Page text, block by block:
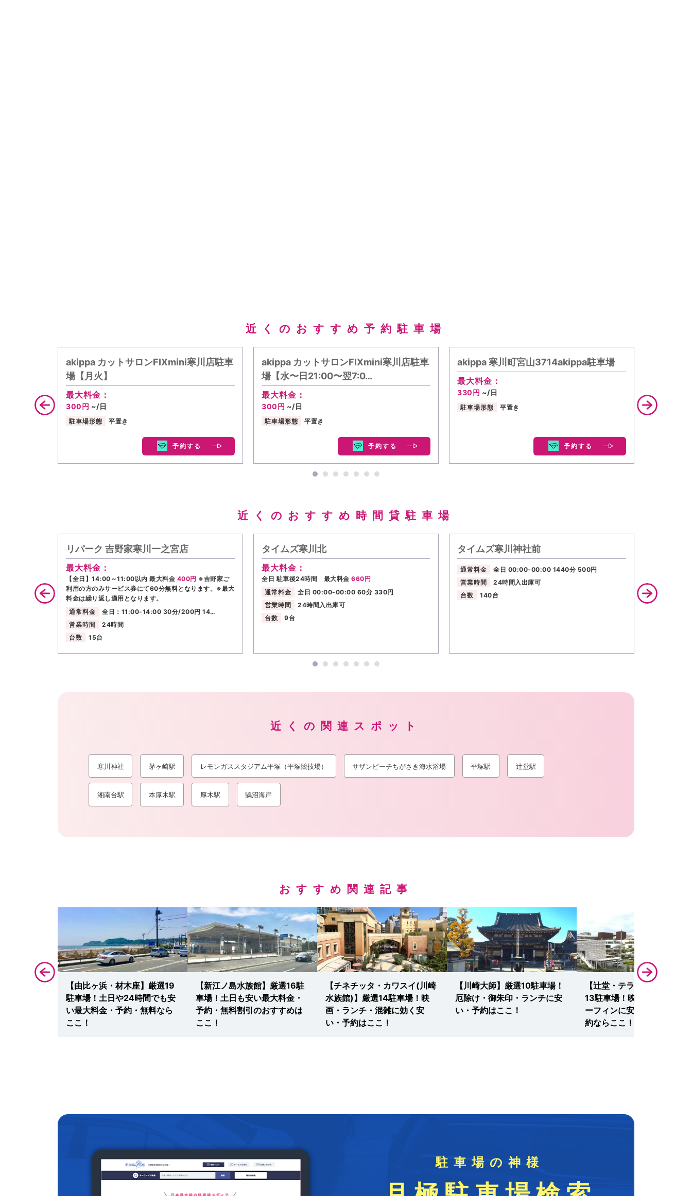
近くのおすすめ予約駐車場
akippa カットサロンFIXmini寒川店駐車
場【月火】
最大料金：
300円 ~/日
駐車場形態 平置き
予約する
akippa カットサロンFIXmini寒川店駐車
場【水〜日21:00〜翌7:0…
最大料金：
300円 ~/日
駐車場形態 平置き
予約する
akippa 寒川町宮山3714akippa駐車場
最大料金：
330円 ~/日
駐車場形態 平置き
予約する
駐車場形態
近くのおすすめ時間貸駐車場
リパーク 吉野家寒川一之宮店
最大料金：
【全日】14:00～11:00以内 最大料金 400円 ※吉野家ご
利用の方のみサービス券にて60分無料となります。※最大
料金は繰り返し適用となります。
通常料金
全日：11:00-14:00 30分/200円 14…
営業時間
24時間
台数
15台
タイムズ寒川北
最大料金：
全日 駐車後24時間 最大料金 660円
通常料金
全日 00:00-00:00 60分 330円
営業時間
24時間入出庫可
台数
9台
タイムズ寒川神社前
通常料金
全日 00:00-00:00 1440分 500円
営業時間
24時間入出庫可
台数
140台
日１日最大
近くの関連スポット
寒川神社 茅ヶ崎駅 レモンガススタジアム平塚（平塚競技場） サザンビーチちがさき海水浴場 平塚駅 辻堂駅
湘南台駅 本厚木駅 厚木駅 鵠沼海岸
おすすめ関連記事
ン新百合
【由比ヶ浜・材木座】厳選19
駐車場！土日や24時間でも安
い最大料金・予約・無料なら
ここ！
【新江ノ島水族館】厳選16駐
車場！土日も安い最大料金・
予約・無料割引のおすすめは
ここ！
【チネチッタ・カワスイ(川崎
水族館)】厳選14駐車場！映
画・ランチ・混雑に効く安
い・予約はここ！
【川崎大師】厳選10駐車場！
厄除け・御朱印・ランチに安
い・予約はここ！
【辻堂・テラスモール】厳選
13駐車場！映画・ランチ・
ーフィンに安い最大料金・予
約ならここ！
駐車場の神様